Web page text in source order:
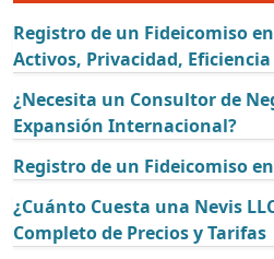
Registro de un Fideicomiso
Activos, Privacidad, Eficiencia
¿Necesita un Consultor de
Expansión Internacional?
Registro de un Fideicomiso
¿Cuánto Cuesta una Nevis
Completo de Precios y Tarifas